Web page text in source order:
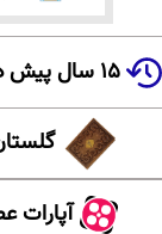
۱۵ سال پیش در چنین روزی
آپارات